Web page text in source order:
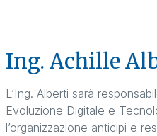
Ing. Achille
L’Ing. Alberti sarà
Evoluzione Digitale e
l’organizzazione anticipi e